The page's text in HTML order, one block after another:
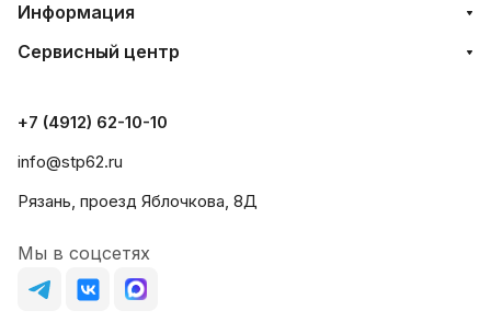
Информация
Сервисный центр
+7 (4912) 62-10-10
info@stp62.ru
Рязань, проезд Яблочкова, 8Д
Мы в соцсетях